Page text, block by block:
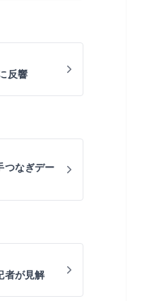
反響
つなぎデー
者が見解